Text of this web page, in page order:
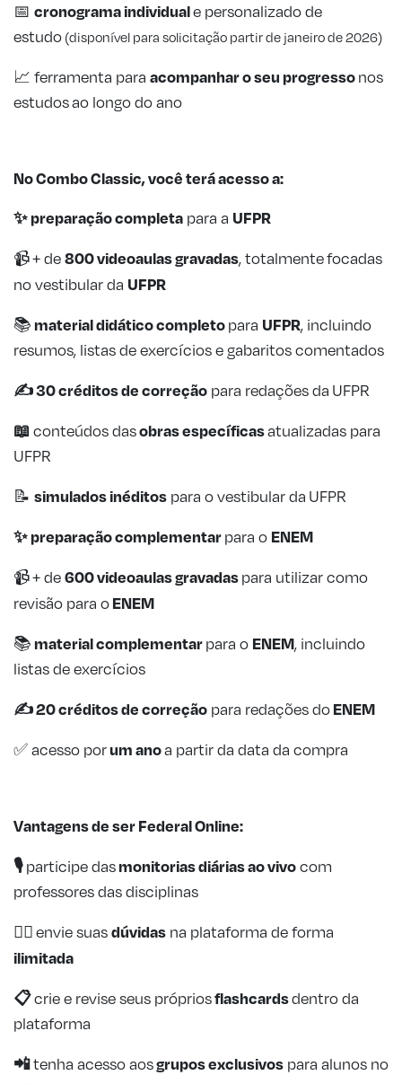
📅 cronogramaindividuale personalizado de
estudo (disponível para solicitação partir de janeiro de 2026)
📈 ferramenta para acompanhar o seu progressonos
estudos ao longo do ano
No Combo Classic, você terá acesso a:
✨ preparação completa para a UFPR
📹 + de800 videoaulas gravadas, totalmente focadas
no vestibular da UFPR
📚material didático completopara UFPR, incluindo
resumos, listas de exercícios e gabaritos comentados
✍️ 30 créditos decorreção para redações da UFPR
📖 conteúdos dasobras específicasatualizadas para
UFPR
📝 simulados inéditos para o vestibular da UFPR
✨ preparação complementarpara o ENEM
📹 + de600 videoaulas gravadaspara utilizar como
revisão para oENEM
📚material complementarpara o ENEM, incluindo
listas de exercícios
✍️ 20 créditos decorreção para redações doENEM
✅ acesso porum anoa partir da data da compra
Vantagens de ser Federal Online:
🎙️participe dasmonitorias diáriasao vivocom
professores das disciplinas
🙋‍♂️envie suasdúvidas na plataforma de forma
ilimitada
📋crie e revise seus própriosflashcardsdentro da
plataforma
📲tenha acesso aosgrupos exclusivos para alunos no